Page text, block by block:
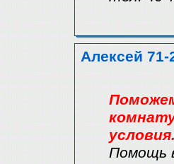
Алексей 71-
условия.
Помощь